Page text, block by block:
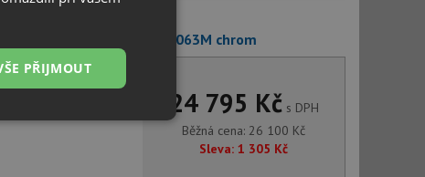
+ Deante ALPINIA BGA 063M chrom
24 795 Kčs DPH
Běžná cena: 26 100 Kč
Sleva: 1 305 Kč
PŘIJMOUT
Nezařazené